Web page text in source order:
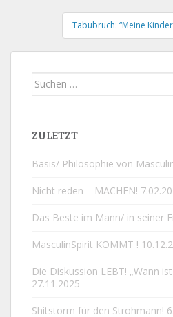
Tabubruch: “Meine
Suchen
ZULETZT
Basis/ Philosophie von
Nicht reden – MACHEN!
Das Beste im Mann/ in seiner
MasculinSpirit KOMMT !
Die Diskussion LEBT! „Wann
27.11.2025
Shitstorm für den Strohmann!